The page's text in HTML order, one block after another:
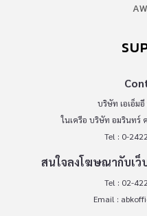
บริษัท เอเอ็ม
ในเครือ บริษัท อมรินทร์
Tel : 0-
สนใจลงโฆษณากับเว็
Tel : 02-
Email :